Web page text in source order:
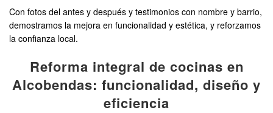
Con fotos del antes y después y testimonios con nombre y barrio,
demostramos la mejora en funcionalidad y estética, y reforzamos
la confianza local.
Reforma integral de cocinas en
Alcobendas: funcionalidad, diseño y
eficiencia